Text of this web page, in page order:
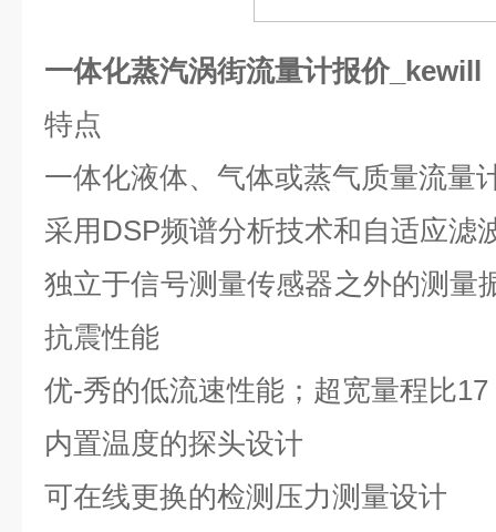
一体化蒸汽涡街流量计报价_kewill
特点
一体化液体、气体或蒸气质量流量
采用 DSP频谱分析技术和自适应滤
独立于信号测量传感器之外的测量
抗震性能
优-秀的低流速性能；超宽量程比17
内置温度的探头设计
可在线更换的检测压力测量设计